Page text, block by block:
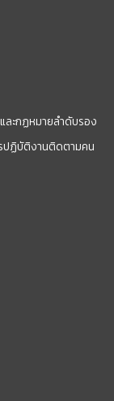
ละกฏหมายลำดับรอง
ปฏิบัติงานติดตามคน